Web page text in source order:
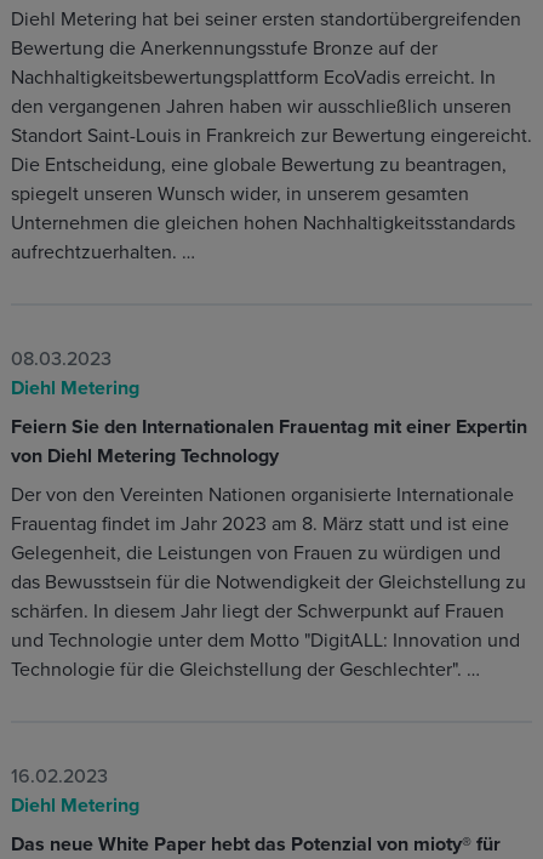
Diehl Metering hat bei seiner ersten standortübergreifenden
Bewertung die Anerkennungsstufe Bronze auf der
Nachhaltigkeitsbewertungsplattform EcoVadis erreicht. In
den vergangenen Jahren haben wir ausschließlich unseren
Standort Saint-Louis in Frankreich zur Bewertung eingereicht.
Die Entscheidung, eine globale Bewertung zu beantragen,
spiegelt unseren Wunsch wider, in unserem gesamten
Unternehmen die gleichen hohen Nachhaltigkeitsstandards
aufrechtzuerhalten. …
08.03.2023
Diehl Metering
Feiern Sie den Internationalen Frauentag mit einer Expertin
von Diehl Metering Technology
Der von den Vereinten Nationen organisierte Internationale
Frauentag findet im Jahr 2023 am 8. März statt und ist eine
Gelegenheit, die Leistungen von Frauen zu würdigen und
das Bewusstsein für die Notwendigkeit der Gleichstellung zu
schärfen. In diesem Jahr liegt der Schwerpunkt auf Frauen
und Technologie unter dem Motto "DigitALL: Innovation und
Technologie für die Gleichstellung der Geschlechter". …
16.02.2023
Diehl Metering
Das neue White Paper hebt das Potenzial von mioty® für